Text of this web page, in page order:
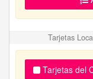
Tarjetas
Tarjetas del